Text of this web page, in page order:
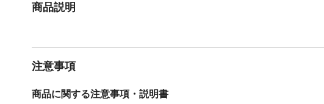
商品説明
注意事項
商品に関する注意事項・説明書